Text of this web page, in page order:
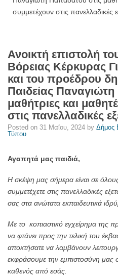
Παιδείας
Παναγιώτη
μαθήτριες
και
μαθητές
που
συμμετέχουν
στις
πανελλαδικές
εξετάσεις
Βόρειας
Κέρκυρας
συμμετέχουν στις πανελλαδικές
Ανοικτή επιστολή
Βόρειας Κέρκυρας
και του προέδρου
Παιδείας
μαθήτριες και
στις πανελλαδικές
Posted on 31 Μαΐου, 2024 by Δήμος
Τύπου
Αγαπητά μας παιδιά,
Η σκέψη μας σήμερα είναι σε
συμμετέχετε στις πανελλαδικές
σας στα ανώτατα εκπαιδευτικά
Με το κοπιαστικό εγχείρημα της
να φτάνει προς την τελική του
αποκτήσατε να λαμβάνουν
εκφράσουμε την εμπιστοσύνη μας
καθενός από εσάς.